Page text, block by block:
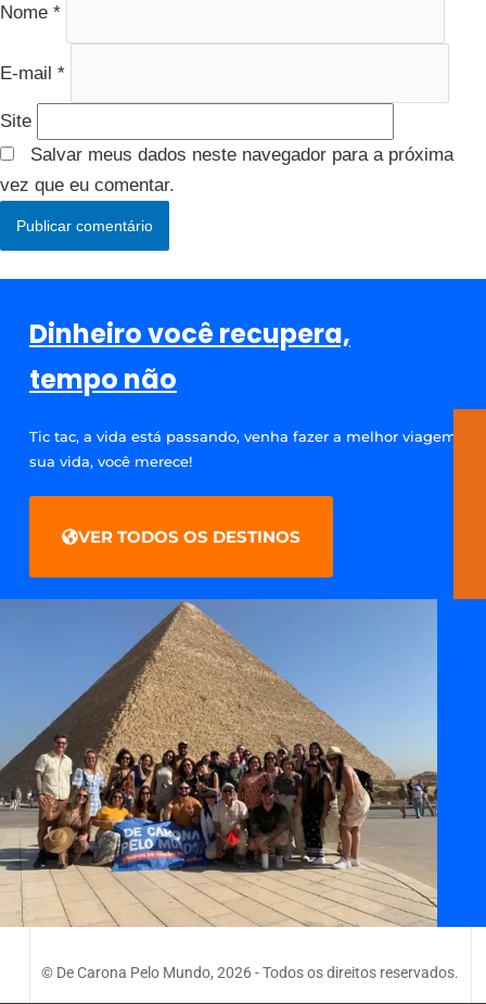
Nome *
E-mail *
Site
Salvar meus dados neste navegador para a próxima
vez que eu comentar.
Dinheiro você recupera,
tempo não
Tic tac, a vida está passando, venha fazer a melhor viagem da
sua vida, você merece!
VER TODOS OS DESTINOS
© De Carona Pelo Mundo, 2026 - Todos os direitos reservados.